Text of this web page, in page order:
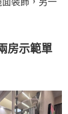
房示範單